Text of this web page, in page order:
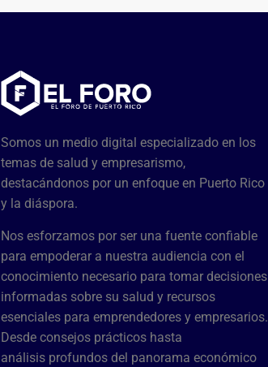
Somos un medio digital especializado en los
temas de salud y empresarismo,
destacándonos por un enfoque en Puerto Rico
y la diáspora.
Nos esforzamos por ser una fuente confiable
para empoderar a nuestra audiencia con el
conocimiento necesario para tomar decisiones
informadas sobre su salud y recursos
esenciales para emprendedores y empresarios.
Desde consejos prácticos hasta
análisis profundos del panorama económico